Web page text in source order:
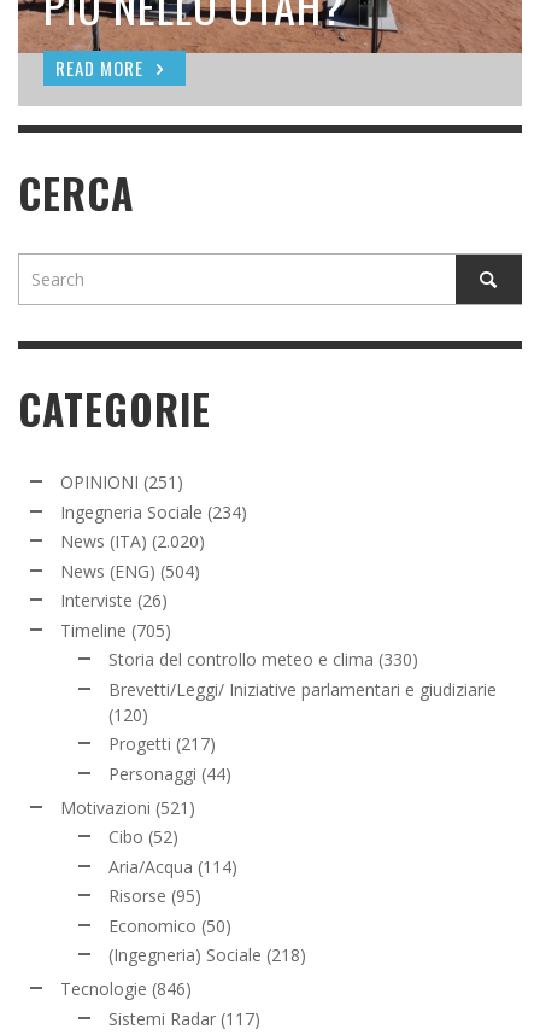
READ MORE
READ MORE
READ MORE
CERCA
CATEGORIE
OPINIONI (251)
Ingegneria Sociale (234)
News (ITA) (2.020)
News (ENG) (504)
Interviste (26)
Timeline (705)
Storia del controllo meteo e clima (330)
Brevetti/Leggi/ Iniziative parlamentari e giudiziarie
(120)
Progetti (217)
Personaggi (44)
Motivazioni (521)
Cibo (52)
Aria/Acqua (114)
Risorse (95)
Economico (50)
(Ingegneria) Sociale (218)
Tecnologie (846)
Sistemi Radar (117)